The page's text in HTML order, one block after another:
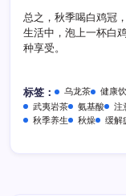
总之，秋季喝白鸡冠
生活中，泡上一杯白
种享受。
标签： 乌龙茶 健康
武夷岩茶
氨基酸 注
秋季养生
秋燥 缓解